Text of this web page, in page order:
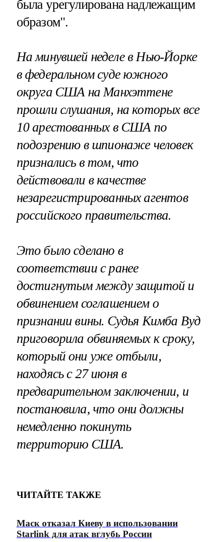
была урегулирована надлежащим
образом".
На минувшей неделе в Нью-Йорке
в федеральном суде южного
округа США на Манхэттене
прошли слушания, на которых все
10 арестованных в США по
подозрению в шпионаже человек
признались в том, что
действовали в качестве
незарегистрированных агентов
российского правительства.
Это было сделано в
соответствии с ранее
достигнутым между защитой и
обвинением соглашением о
признании вины. Судья Кимба Вуд
приговорила обвиняемых к сроку,
который они уже отбыли,
находясь с 27 июня в
предварительном заключении, и
постановила, что они должны
немедленно покинуть
территорию США.
ЧИТАЙТЕ ТАКЖЕ
Маск отказал Киеву в использовании
Starlink для атак вглубь России